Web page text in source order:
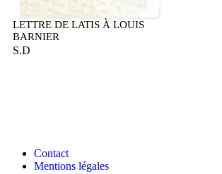
LETTRE DE LATIS À LOUIS
BARNIER
S.D
Contact
Mentions légales